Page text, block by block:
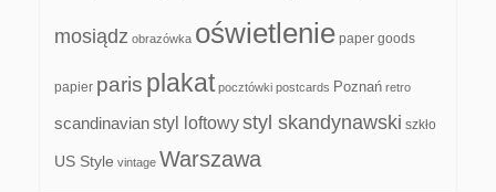
mosiądz obrazówka oświetlenie paper goods
papier paris plakat pocztówki postcards Poznań retro
scandinavianstyl loftowystyl skandynawski szkło
US Style vintage Warszawa